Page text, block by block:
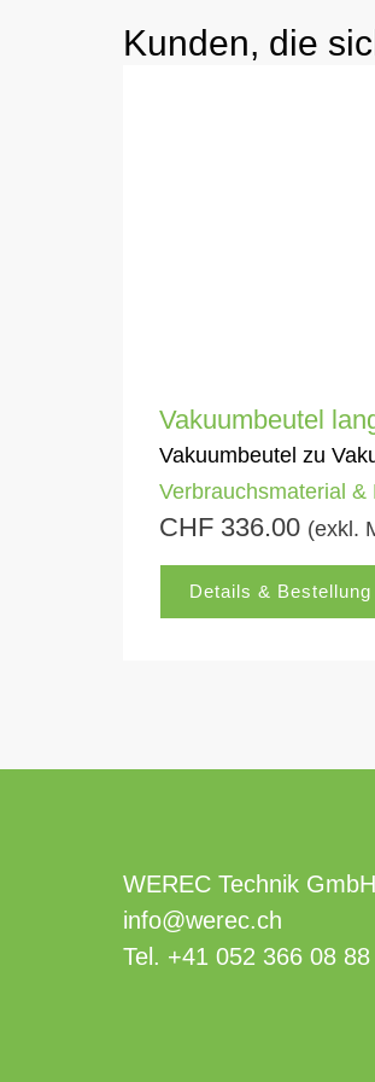
Kunden, die
Vakuumbeutel
Vakuumbeutel zu
Verbrauchsmaterial &
CHF 336.00 (exkl.
Details & Bestellung
WEREC Technik GmbH
info@werec.ch
Tel. +41 052 366 08 88